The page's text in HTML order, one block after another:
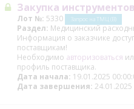
Закупка
Лот №: 5330 Запрос на ТМЦ (В)
Раздел: Медицинский
Информация о заказчике
поставщикам!
Необходимо авторизоваться
профиль поставщика.
Дата начала: 19.01.2025
Дата завершения: